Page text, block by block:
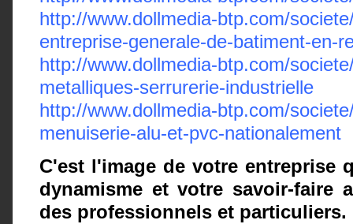
http://www.dollmedia-btp.com/
entreprise-generale-de-batiment-en-
http://www.dollmedia-btp.com/
metalliques-serrurerie-industrielle
http://www.dollmedia-btp.com/
menuiserie-alu-et-pvc-nationalement
C'est l'image de votre entreprise
dynamisme et votre savoir-faire
des professionnels et particuliers.